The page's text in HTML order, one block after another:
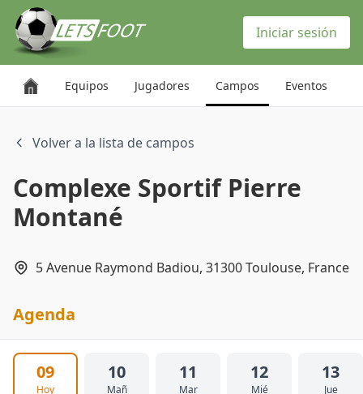
Iniciar sesión
Equipos Jugadores Campos Eventos
Volver a la lista de campos
Complexe Sportif Pierre
Montané
5 Avenue Raymond Badiou, 31300 Toulouse, France
Agenda
09
Hoy
10
Mañ
11
Mar
12
Mié
13
Jue
Panel de gestión de cookies